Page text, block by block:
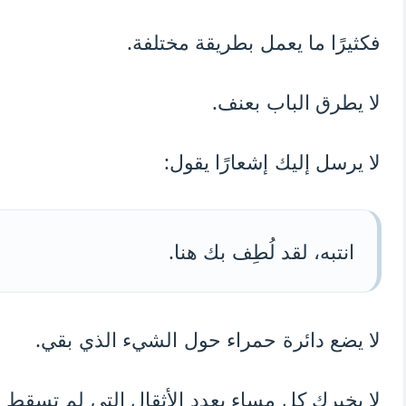
فكثيرًا ما يعمل بطريقة مختلفة.
لا يطرق الباب بعنف.
لا يرسل إليك إشعارًا يقول:
انتبه، لقد لُطِف بك هنا.
لا يضع دائرة حمراء حول الشيء الذي بقي.
لا يخبرك كل مساء بعدد الأثقال التي لم